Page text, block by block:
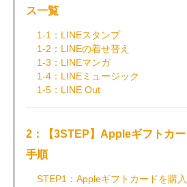
ス一覧
1-1：LINEスタンプ
1-2：LINEの着せ替え
1-3：LINEマンガ
1-4：LINEミュージック
1-5：LINE Out
2：【3STEP】Appleギフトカー
手順
STEP1：Appleギフトカードを購